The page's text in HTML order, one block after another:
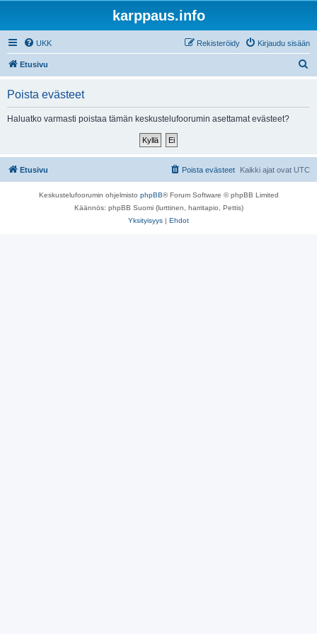
karppaus.info
UKK Kirjaudu sisään
Rekisteröidy
Etusivu
Poista evästeet
Haluatko varmasti poistaa tämän keskustelufoorumin asettamat evästeet?
Etusivu Kaikki ajat ovat UTC
Poista evästeet
Keskustelufoorumin ohjelmisto phpBB® Forum Software © phpBB Limited
Käännös: phpBB Suomi (lurttinen, harritapio, Pettis)
Yksityisyys | Ehdot